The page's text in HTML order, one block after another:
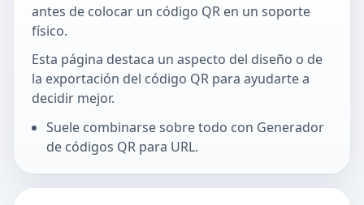
antes de colocar un código QR en un soporte
físico.
Esta página destaca un aspecto del diseño o de
la exportación del código QR para ayudarte a
decidir mejor.
Suele combinarse sobre todo con Generador
de códigos QR para URL.